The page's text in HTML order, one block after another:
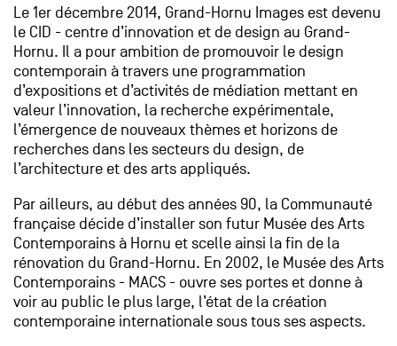
Le 1er décembre 2014, Grand-Hornu Images est devenu
le CID - centre d’innovation et de design au Grand-
Hornu. Il a pour ambition de promouvoir le design
contemporain à travers une programmation
d’expositions et d’activités de médiation mettant en
valeur l’innovation, la recherche expérimentale,
l’émergence de nouveaux thèmes et horizons de
recherches dans les secteurs du design, de
l’architecture et des arts appliqués.
Par ailleurs, au début des années 90, la Communauté
française décide d’installer son futur Musée des Arts
Contemporains à Hornu et scelle ainsi la fin de la
rénovation du Grand-Hornu. En 2002, le Musée des Arts
Contemporains - MACS - ouvre ses portes et donne à
voir au public le plus large, l’état de la création
contemporaine internationale sous tous ses aspects.